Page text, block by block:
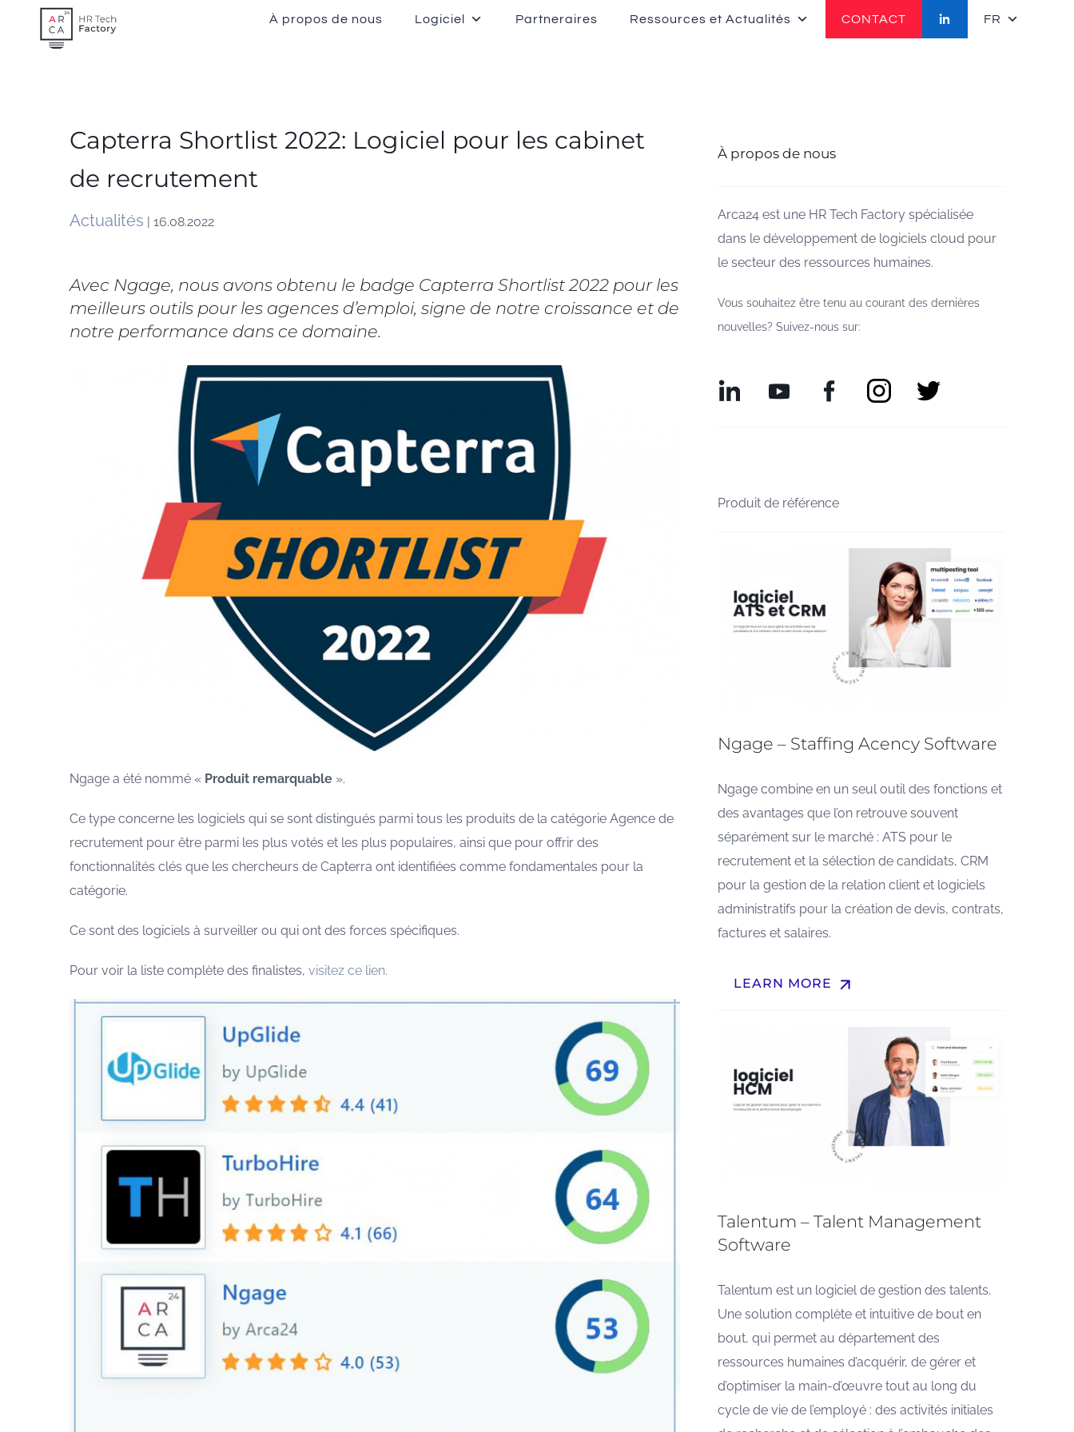
À propos de nous Logiciel Partneraires Ressources et Actualités CONTACT FR
Capterra Shortlist 2022: Logiciel pour les cabinet
de recrutement
Actualités | 16.08.2022
Avec Ngage, nous avons obtenu le badge Capterra Shortlist 2022 pour les
meilleurs outils pour les agences d’emploi, signe de notre croissance et de
notre performance dans ce domaine.
Ngage a été nommé « Produit remarquable».
Ce type concerne les logiciels qui se sont distingués parmi tous les produits de la catégorie Agence de
recrutement pour être parmi les plus votés et les plus populaires, ainsi que pour offrir des
fonctionnalités clés que les chercheurs de Capterra ont identifiées comme fondamentales pour la
catégorie.
Ce sont des logiciels à surveiller ou qui ont des forces spécifiques.
Pour voir la liste complète des finalistes, visitez ce lien.
À propos de nous
Arca24 est une HR Tech Factory spécialisée
dans le développement de logiciels cloud pour
le secteur des ressources humaines.
Vous souhaitez être tenu au courant des dernières
nouvelles? Suivez-nous sur:
Produit de référence
Ngage – Staffing Acency Software
Ngage combine en un seul outil des fonctions et
des avantages que l’on retrouve souvent
séparément sur le marché : ATS pour le
recrutement et la sélection de candidats, CRM
pour la gestion de la relation client et logiciels
administratifs pour la création de devis, contrats,
factures et salaires.
LEARN MORE arrow_upward
Talentum – Talent Management
Software
Talentum est un logiciel de gestion des talents.
Une solution complète et intuitive de bout en
bout, qui permet au département des
ressources humaines d’acquérir, de gérer et
d’optimiser la main-d’œuvre tout au long du
cycle de vie de l’employé : des activités initiales